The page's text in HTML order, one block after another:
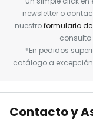
newsletter o
nuestroformulario
consulta
*En pedidos
catálogo a
Contacto y